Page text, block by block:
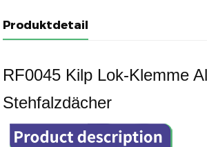
Produktdetail
RF0045 Kilp Lok-Klemme
Stehfalzdächer